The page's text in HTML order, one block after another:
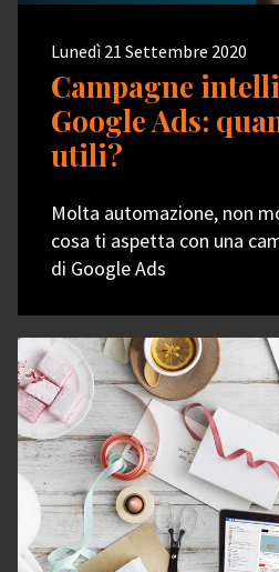
Lunedì 21 Settembre 2020
Campagne
Google Ads:
utili?
Molta automazione, non
cosa ti aspetta con una
di Google Ads